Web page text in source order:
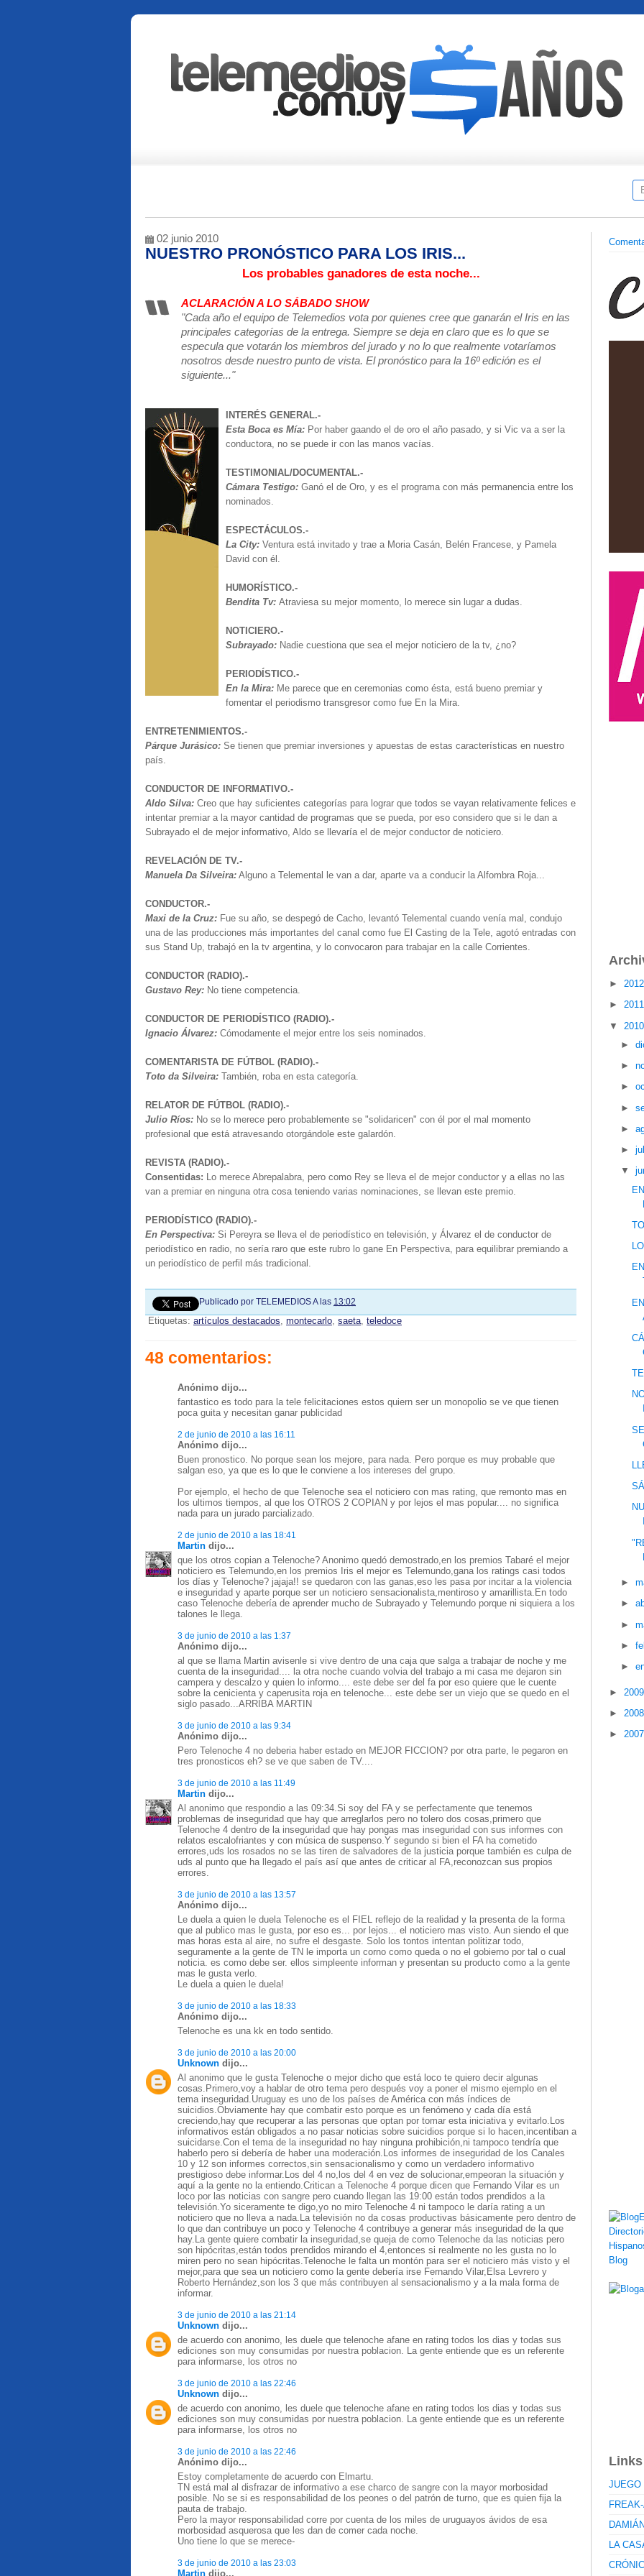
02 junio 2010
NUESTRO PRONÓSTICO PARA LOS IRIS...
Los probables ganadores de esta noche...
ACLARACIÓN A LO SÁBADO SHOW
"Cada año el equipo de Telemedios vota por quienes cree que ganarán el Iris en las
principales categorías de la entrega. Siempre se deja en claro que es lo que se
especula que votarán los miembros del jurado y no lo que realmente votaríamos
nosotros desde nuestro punto de vista. El pronóstico para la 16º edición es el
siguiente..."
INTERÉS GENERAL.-
Esta Boca es Mía: Por haber gaando el de oro el año pasado, y si Vic va a ser la
conductora, no se puede ir con las manos vacías.
TESTIMONIAL/DOCUMENTAL.-
Cámara Testigo: Ganó el de Oro, y es el programa con más permanencia entre los
nominados.
ESPECTÁCULOS.-
La City: Ventura está invitado y trae a Moria Casán, Belén Francese, y Pamela
David con él.
HUMORÍSTICO.-
Bendita Tv: Atraviesa su mejor momento, lo merece sin lugar a dudas.
NOTICIERO.-
Subrayado: Nadie cuestiona que sea el mejor noticiero de la tv, ¿no?
PERIODÍSTICO.-
En la Mira: Me parece que en ceremonias como ésta, está bueno premiar y
fomentar el periodismo transgresor como fue En la Mira.
ENTRETENIMIENTOS.-
Párque Jurásico: Se tienen que premiar inversiones y apuestas de estas características en nuestro
país.
CONDUCTOR DE INFORMATIVO.-
Aldo Silva: Creo que hay suficientes categorías para lograr que todos se vayan relativamente felices e
intentar premiar a la mayor cantidad de programas que se pueda, por eso considero que si le dan a
Subrayado el de mejor informativo, Aldo se llevaría el de mejor conductor de noticiero.
REVELACIÓN DE TV.-
Manuela Da Silveira: Alguno a Telemental le van a dar, aparte va a conducir la Alfombra Roja...
CONDUCTOR.-
Maxi de la Cruz: Fue su año, se despegó de Cacho, levantó Telemental cuando venía mal, condujo
una de las producciones más importantes del canal como fue El Casting de la Tele, agotó entradas con
sus Stand Up, trabajó en la tv argentina, y lo convocaron para trabajar en la calle Corrientes.
CONDUCTOR (RADIO).-
Gustavo Rey: No tiene competencia.
CONDUCTOR DE PERIODÍSTICO (RADIO).-
Ignacio Álvarez: Cómodamente el mejor entre los seis nominados.
COMENTARISTA DE FÚTBOL (RADIO).-
Toto da Silveira: También, roba en esta categoría.
RELATOR DE FÚTBOL (RADIO).-
Julio Ríos: No se lo merece pero probablemente se "solidaricen" con él por el mal momento
profesional que está atravesando otorgándole este galardón.
REVISTA (RADIO).-
Consentidas: Lo merece Abrepalabra, pero como Rey se lleva el de mejor conductor y a ellas no las
van a premiar en ninguna otra cosa teniendo varias nominaciones, se llevan este premio.
PERIODÍSTICO (RADIO).-
En Perspectiva: Si Pereyra se lleva el de periodístico en televisión, y Álvarez el de conductor de
periodístico en radio, no sería raro que este rubro lo gane En Perspectiva, para equilibrar premiando a
un periodístico de perfil más tradicional.
Publicado por TELEMEDIOSA las 13:02
Etiquetas: artículos destacados, montecarlo, saeta, teledoce
48 comentarios:
Anónimo dijo...
fantastico es todo para la tele felicitaciones estos quiern ser un monopolio se ve que tienen
poca guita y necesitan ganar publicidad
2 de junio de 2010 a las 16:11
Anónimo dijo...
Buen pronostico. No porque sean los mejore, para nada. Pero porque es muy probable que
salgan eso, ya que es lo que le conviene a los intereses del grupo.
Por ejemplo, el hecho de que Telenoche sea el noticiero con mas rating, que remonto mas en
los ultimos tiempos, al que los OTROS 2 COPIAN y por lejos el mas popular.... no significa
nada para un jurado parcializado.
2 de junio de 2010 a las 18:41
Martin dijo...
que los otros copian a Telenoche? Anonimo quedó demostrado,en los premios Tabaré el mejor
noticiero es Telemundo,en los premios Iris el mejor es Telemundo,gana los ratings casi todos
los días y Telenoche? jajaja!! se quedaron con las ganas,eso les pasa por incitar a la violencia
e inseguridad y aparte porque ser un noticiero sensacionalista,mentiroso y amarillista.En todo
caso Telenoche debería de aprender mucho de Subrayado y Telemundo porque ni siquiera a los
talones le llega.
3 de junio de 2010 a las 1:37
Anónimo dijo...
al que se llama Martin avisenle si vive dentro de una caja que salga a trabajar de noche y me
cuenta de la inseguridad.... la otra noche cuando volvia del trabajo a mi casa me dejaron sin
campera y descalzo y quien lo informo.... este debe ser del fa por eso quiere que le cuente
sobre la cenicienta y caperusita roja en telenoche... este debe ser un viejo que se quedo en el
siglo pasado...ARRIBA MARTIN
3 de junio de 2010 a las 9:34
Anónimo dijo...
Pero Telenoche 4 no deberia haber estado en MEJOR FICCION? por otra parte, le pegaron en
tres pronosticos eh? se ve que saben de TV....
3 de junio de 2010 a las 11:49
Martin dijo...
Al anonimo que respondio a las 09:34.Si soy del FA y se perfectamente que tenemos
problemas de inseguridad que hay que arreglarlos pero no tolero dos cosas,primero que
Telenoche 4 dentro de la inseguridad que hay pongas mas inseguridad con sus informes con
relatos escalofriantes y con música de suspenso.Y segundo si bien el FA ha cometido
errores,uds los rosados no se las tiren de salvadores de la justicia porque también es culpa de
uds al punto que ha llegado el país así que antes de criticar al FA,reconozcan sus propios
errores.
3 de junio de 2010 a las 13:57
Anónimo dijo...
Le duela a quien le duela Telenoche es el FIEL reflejo de la realidad y la presenta de la forma
que al publico mas le gusta, por eso es... por lejos... el noticiero mas visto. Aun siendo el que
mas horas esta al aire, no sufre el desgaste. Solo los tontos intentan politizar todo,
seguramente a la gente de TN le importa un corno como queda o no el gobierno por tal o cual
noticia. es como debe ser. ellos simpleente informan y presentan su producto como a la gente
mas le gusta verlo.
Le duela a quien le duela!
3 de junio de 2010 a las 18:33
Anónimo dijo...
Telenoche es una kk en todo sentido.
3 de junio de 2010 a las 20:00
Unknown dijo...
Al anonimo que le gusta Telenoche o mejor dicho que está loco te quiero decir algunas
cosas.Primero,voy a hablar de otro tema pero después voy a poner el mismo ejemplo en el
tema inseguridad.Uruguay es uno de los países de América con más índices de
suicidios.Obviamente hay que combatir esto porque es un fenómeno y cada día está
creciendo,hay que recuperar a las personas que optan por tomar esta iniciativa y evitarlo.Los
informativos están obligados a no pasar noticias sobre suicidios porque si lo hacen,incentiban a
suicidarse.Con el tema de la inseguridad no hay ninguna prohibición,ni tampoco tendría que
haberlo pero si debería de haber una moderación.Los informes de inseguridad de los Canales
10 y 12 son informes correctos,sin sensacionalismo y como un verdadero informativo
prestigioso debe informar.Los del 4 no,los del 4 en vez de solucionar,empeoran la situación y
aquí a la gente no la entiendo.Critican a Telenoche 4 porque dicen que Fernando Vilar es un
loco por las noticias con sangre pero cuando llegan las 19:00 están todos prendidos a la
televisión.Yo siceramente te digo,yo no miro Telenoche 4 ni tampoco le daría rating a un
noticiero que no lleva a nada.La televisión no da cosas productivas básicamente pero dentro de
lo que dan contribuye un poco y Telenoche 4 contribuye a generar más inseguridad de la que
hay.La gente quiere combatir la inseguridad,se queja de como Telenoche da las noticias pero
son hipócritas,están todos prendidos mirando el 4,entonces si realmente no les gusta no lo
miren pero no sean hipócritas.Telenoche le falta un montón para ser el noticiero más visto y el
mejor,para que sea un noticiero como la gente debería irse Fernando Vilar,Elsa Levrero y
Roberto Hernández,son los 3 que más contribuyen al sensacionalismo y a la mala forma de
informar.
3 de junio de 2010 a las 21:14
Unknown dijo...
de acuerdo con anonimo, les duele que telenoche afane en rating todos los dias y todas sus
ediciones son muy consumidas por nuestra poblacion. La gente entiende que es un referente
para informarse, los otros no
3 de junio de 2010 a las 22:46
Unknown dijo...
de acuerdo con anonimo, les duele que telenoche afane en rating todos los dias y todas sus
ediciones son muy consumidas por nuestra poblacion. La gente entiende que es un referente
para informarse, los otros no
3 de junio de 2010 a las 22:46
Anónimo dijo...
Estoy completamente de acuerdo con Elmartu.
TN está mal al disfrazar de informativo a ese charco de sangre con la mayor morbosidad
posible. No se si es responsabilidad de los peones o del patrón de turno, que es quien fija la
pauta de trabajo.
Pero la mayor responsabilidad corre por cuenta de los miles de uruguayos ávidos de esa
morbosidad asquerosa que les dan de comer cada noche.
Uno tiene lo que se merece-
3 de junio de 2010 a las 23:03
Martin dijo...
►
►
▼
►
►
►
►
►
►
▼
►
►
►
►
►
►
►
►
Links
JUEGO
LA